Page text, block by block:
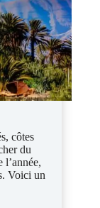
côtes
du
Voici un